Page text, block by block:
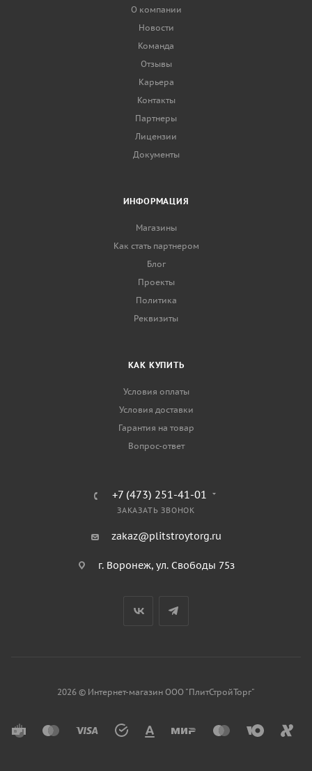
О компании
Новости
Команда
Отзывы
Карьера
Контакты
Партнеры
Лицензии
Документы
ИНФОРМАЦИЯ
Магазины
Как стать партнером
Блог
Проекты
Политика
Реквизиты
КАК КУПИТЬ
Условия оплаты
Условия доставки
Гарантия на товар
Вопрос-ответ
+7 (473) 251-41-01
ЗАКАЗАТЬ ЗВОНОК
zakaz@plitstroytorg.ru
г. Воронеж, ул. Свободы 75з
2026 © Интернет-магазин ООО "ПлитСтройТорг"